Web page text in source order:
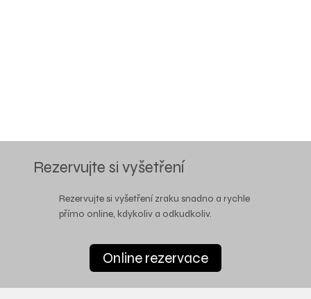
Rezervujte si vyšetření
Rezervujte si vyšetření zraku snadno a rychle
přímo online, kdykoliv a odkudkoliv.
Online rezervace